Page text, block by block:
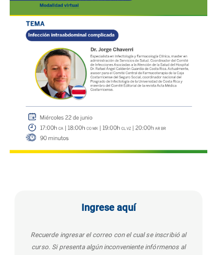
Ingrese aquí
Recuerde ingresar el correo con el cual se inscribió al
curso. Si presenta algún inconveniente infórmenos al